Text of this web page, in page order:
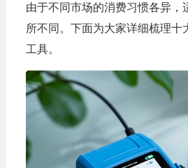
由于不同市场的消费习惯各异，
所不同。下面为大家详细梳理十
工具。